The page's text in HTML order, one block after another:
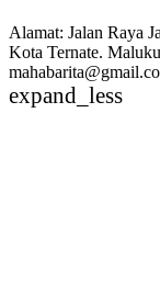
Alamat: Jalan Raya
Kota Ternate.
expand_less